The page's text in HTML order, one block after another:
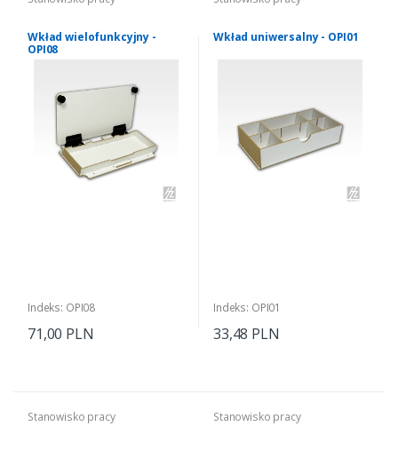
Wkład wielofunkcyjny -
OPI08
Indeks: OPI08
71,00 PLN
Wkład uniwersalny - OPI01
Indeks: OPI01
33,48 PLN
Stanowisko pracy Stanowisko pracy